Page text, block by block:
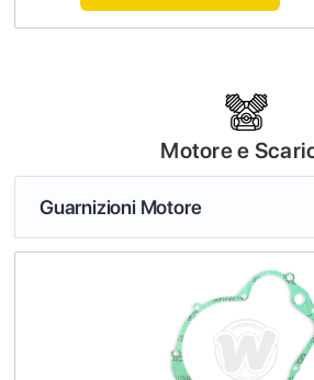
Motore e
Guarnizioni Motore